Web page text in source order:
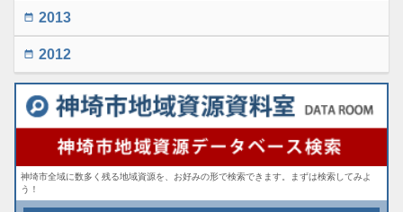
date_range 2013
date_range 2012
神埼市全域に数多く残る地域資源を、お好みの形で検索できます。まずは検索してみよ
う！